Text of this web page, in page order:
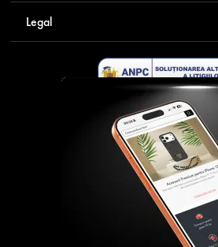
Legal
Descarca aplicatia
Plata securizata